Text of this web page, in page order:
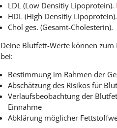
LDL (Low Densitiy Lipoprotein).
HDL (High Densitiy Lipoprotein).
Chol ges. (Gesamt-Cholesterin).
Deine Blutfett-Werte können
bei:
Bestimmung im Rahmen der
Abschätzung des Risikos für
Verlaufsbeobachtung der
Einnahme
Abklärung möglicher